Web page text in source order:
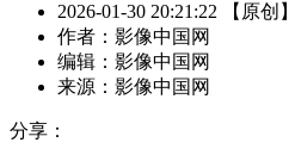
2026-01-30 20:21:22 【原创】
作者：影像中国网
编辑：影像中国网
来源：影像中国网
分享：